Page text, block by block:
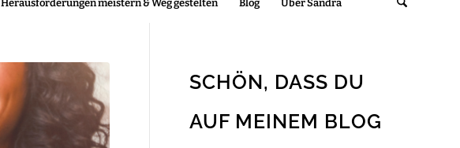
Herausforderungen meistern & Weg gestelten Blog Über Sandra
SCHÖN, DASS DU
AUF MEINEM BLOG